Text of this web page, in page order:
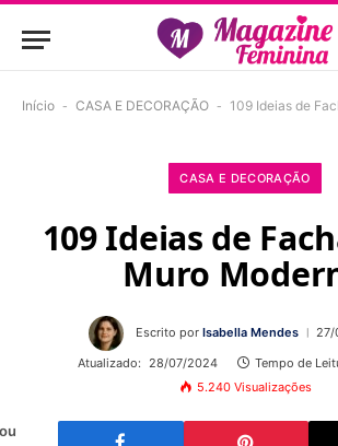
Início - CASA E DECORAÇÃO - 109 Ideias de
CASA E DECORAÇÃO
109 Ideias de
Muro
Escrito por Isabella Mendes
27/
Atualizado: 28/07/2024
Tempo de
5.240 Visualizações